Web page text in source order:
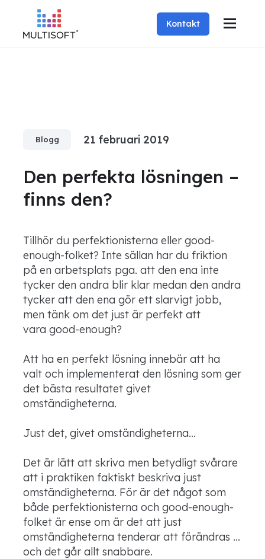
Kontakt
21 februari 2019
Den perfekta lösningen –
finns den?
Blogg
Tillhör du perfektionisterna eller good-
enough-folket? Inte sällan har du friktion
på en arbetsplats pga. att den ena inte
tycker den andra blir klar medan den andra
tycker att den ena gör ett slarvigt jobb,
men tänk om det just är perfekt att
vara good-enough?
Att ha en perfekt lösning innebär att ha
valt och implementerat den lösning som ger
det bästa resultatet givet
omständigheterna.
Just det, givet omständigheterna…
Det är lätt att skriva men betydligt svårare
att i praktiken faktiskt beskriva just
omständigheterna. För är det något som
både perfektionisterna och good-enough-
folket är ense om är det att just
omständigheterna tenderar att förändras …
och det går allt snabbare.